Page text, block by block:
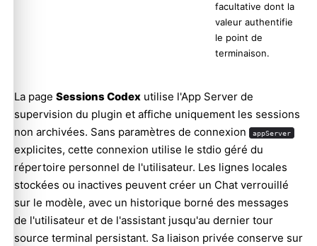
facultative dont la
valeur authentifie
le point de
terminaison.
La page Sessions Codex utilise l'App Server de
supervision du plugin et affiche uniquement les sessions
non archivées. Sans paramètres de connexion
appServer
explicites, cette connexion utilise le stdio géré du
répertoire personnel de l'utilisateur. Les lignes locales
stockées ou inactives peuvent créer un Chat verrouillé
sur le modèle, avec un historique borné des messages
de l'utilisateur et de l'assistant jusqu'au dernier tour
source terminal persistant. Sa liaison privée conserve sur